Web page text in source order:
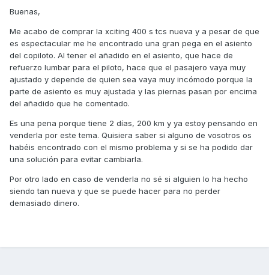
Buenas,
Me acabo de comprar la xciting 400 s tcs nueva y a pesar de que
es espectacular me he encontrado una gran pega en el asiento
del copiloto. Al tener el añadido en el asiento, que hace de
refuerzo lumbar para el piloto, hace que el pasajero vaya muy
ajustado y depende de quien sea vaya muy incómodo porque la
parte de asiento es muy ajustada y las piernas pasan por encima
del añadido que he comentado.
Es una pena porque tiene 2 días, 200 km y ya estoy pensando en
venderla por este tema. Quisiera saber si alguno de vosotros os
habéis encontrado con el mismo problema y si se ha podido dar
una solución para evitar cambiarla.
Por otro lado en caso de venderla no sé si alguien lo ha hecho
siendo tan nueva y que se puede hacer para no perder
demasiado dinero.